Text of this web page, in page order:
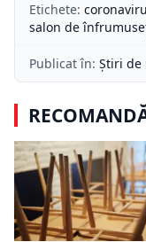
Etichete:
salon de
Publicat în: Știri de